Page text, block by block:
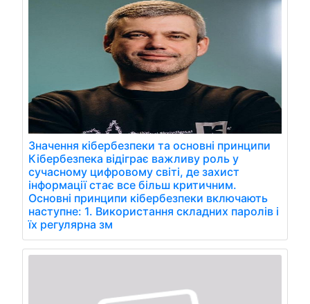
Значення кібербезпеки та основні принципи
Кібербезпека відіграє важливу роль у
сучасному цифровому світі, де захист
інформації стає все більш критичним.
Основні принципи кібербезпеки включають
наступне: 1. Використання складних паролів і
їх регулярна зм